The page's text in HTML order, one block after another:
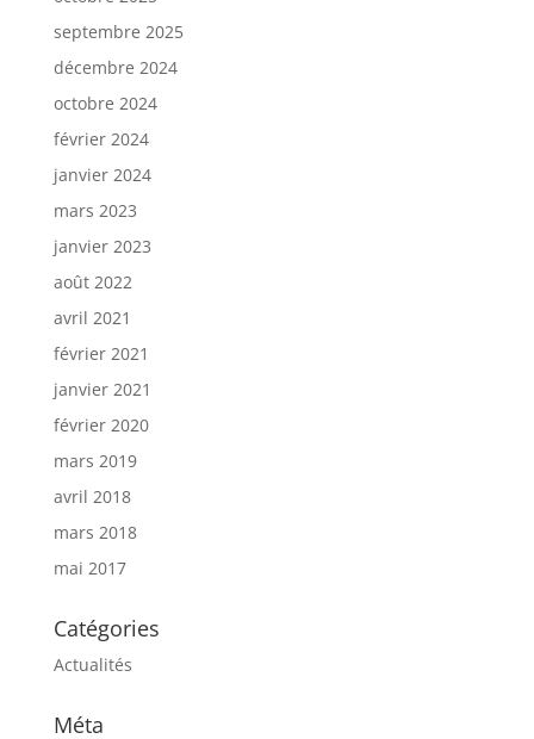
septembre 2025
décembre 2024
octobre 2024
février 2024
janvier 2024
mars 2023
janvier 2023
août 2022
avril 2021
février 2021
janvier 2021
février 2020
mars 2019
avril 2018
mars 2018
mai 2017
Catégories
Actualités
Méta